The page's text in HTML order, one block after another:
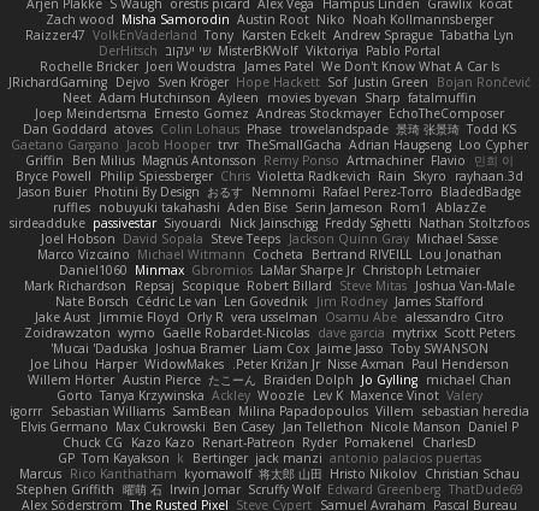
Noah Kollmannsberger
Niko
Austin Root
Misha Samorodin
Zach wood
Tabatha Lyn
Andrew Sprague
Karsten Eckelt
Tony
VolkEnVaderland
Raizzer47
Pablo Portal
Viktoriya
MisterBKWolf שי יעקוב DerHitsch
We Don't Know What A Car Is
James Patel
Joeri Woudstra
Rochelle Bricker
Bojan Rončević
Justin Green
Sof
Hope Hackett
Sven Kröger
Dejvo
JRichardGaming
fatalmuffin
Sharp
movies byevan
Ayleen
Adam Hutchinson
Neet
EchoTheComposer
Andreas Stockmayer
Ernesto Gomez
Joep Meindertsma
Todd KS
景琦 张景琦
trowelandspade
Phase
Colin Lohaus
atoves
Dan Goddard
Loo Cypher
Adrian Haugseng
TheSmallGacha
trvr
Jacob Hooper
Gaetano Gargano
민희 이
Flavio
Artmachiner
Remy Ponso
Magnús Antonsson
Ben Milius
Griffin
rayhaan.3d
Skyro
Rain
Violetta Radkevich
Chris
Philip Spiessberger
Bryce Powell
BladedBadge
Rafael Perez-Torro
Nemnomi
おるす
Photini By Design
Jason Buier
AblazZe
Rom1
Serin Jameson
Aden Bise
nobuyuki takahashi
ruffles
Nathan Stoltzfoos
Freddy Sghetti
Nick Jainschigg
Siyouardi
passivestar
sirdeadduke
Michael Sasse
Jackson Quinn Gray
Steve Teeps
David Sopala
Joel Hobson
Lou Jonathan
Bertrand RIVEILL
Cocheta
Michael Witmann
Marco Vizcaino
Christoph Letmaier
LaMar Sharpe Jr
Gbromios
Minmax
Daniel1060
Joshua Van-Male
Steve Mitas
Robert Billard
Scopique
Repsaj
Mark Richardson
James Stafford
Jim Rodney
Len Govednik
Cédric Le van
Nate Borsch
alessandro Citro
Osamu Abe
vera usselman
Orly R
Jimmie Floyd
Jake Aust
Scott Peters
mytrixx
dave garcia
Gaëlle Robardet-Nicolas
wymo
Zoidrawzaton
Toby SWANSON
Jaime Jasso
Liam Cox
Joshua Bramer
Mucai 'Daduska'
Paul Henderson
Nisse Axman
Peter Križan Jr.
WidowMakes
Harper
Joe Lihou
michael Chan
Jo Gylling
Braiden Dolph
たこーん
Austin Pierce
Willem Hörter
Valery
Maxence Vinot
Lev K
Woozle
Ackley
Tanya Krzywinska
Gorto
sebastian heredia
Villem
Milina Papadopoulos
SamBean
Sebastian Williams
igorrr
Daniel P
Nicole Manson
Jan Tellethon
Ben Casey
Max Cukrowski
Elvis Germano
CharlesD
Pomakenel
Ryder
Renart-Patreon
Kazo Kazo
Chuck CG
antonio palacios puertas
jack manzi
Bertinger
k
Tom Kayakson
GP
Christian Schau
Hristo Nikolov
将太郎 山田
kyomawolf
Rico Kanthatham
Marcus
ThatDude69
Edward Greenberg
Scruffy Wolf
Irwin Jomar
曜萌 石
Stephen Griffith
Pascal Bureau
Samuel Avraham
Steve Cypert
The Rusted Pixel
Alex Söderström